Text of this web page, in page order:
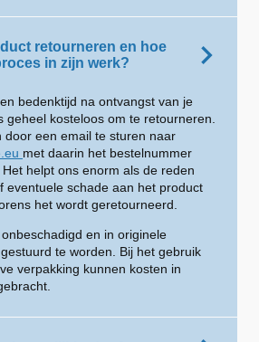
retourneren en hoe
in zijn werk?
bedenktijd na ontvangst van je
geheel kosteloos om te retourneren.
door een email te sturen naar
met daarin het bestelnummer
helpt ons enorm als de reden
eventuele schade aan het product
het wordt geretourneerd.
en in originele
te worden. Bij het gebruik
verpakking kunnen kosten in